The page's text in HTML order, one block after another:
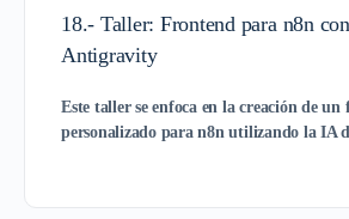
18.- Taller: Frontend para n8n
Antigravity
Este taller se enfoca en la creación de un
personalizado para n8n utilizando la IA